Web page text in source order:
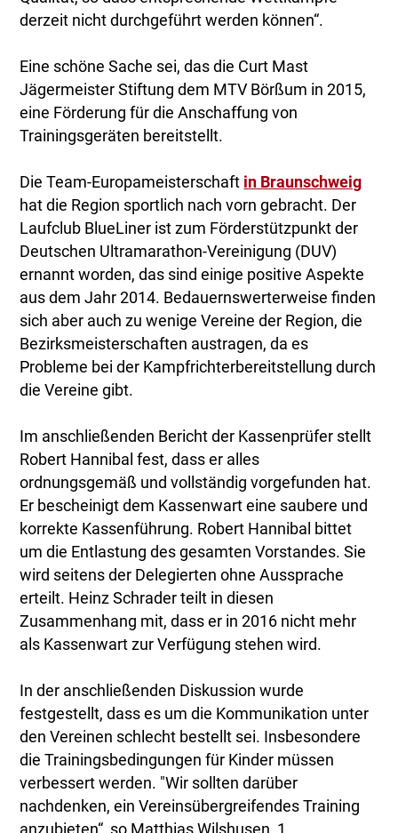
derzeit nicht durchgeführt werden können“.
Eine schöne Sache sei, das die Curt Mast
Jägermeister Stiftung dem MTV Börßum in 2015,
eine Förderung für die Anschaffung von
Trainingsgeräten bereitstellt.
Die Team-Europameisterschaft in Braunschweig
hat die Region sportlich nach vorn gebracht. Der
Laufclub BlueLiner ist zum Förderstützpunkt der
Deutschen Ultramarathon-Vereinigung (DUV)
ernannt worden, das sind einige positive Aspekte
aus dem Jahr 2014. Bedauernswerterweise finden
sich aber auch zu wenige Vereine der Region, die
Bezirksmeisterschaften austragen, da es
Probleme bei der Kampfrichterbereitstellung durch
die Vereine gibt.
Im anschließenden Bericht der Kassenprüfer stellt
Robert Hannibal fest, dass er alles
ordnungsgemäß und vollständig vorgefunden hat.
Er bescheinigt dem Kassenwart eine saubere und
korrekte Kassenführung. Robert Hannibal bittet
um die Entlastung des gesamten Vorstandes. Sie
wird seitens der Delegierten ohne Aussprache
erteilt. Heinz Schrader teilt in diesen
Zusammenhang mit, dass er in 2016 nicht mehr
als Kassenwart zur Verfügung stehen wird.
In der anschließenden Diskussion wurde
festgestellt, dass es um die Kommunikation unter
den Vereinen schlecht bestellt sei. Insbesondere
die Trainingsbedingungen für Kinder müssen
verbessert werden. "Wir sollten darüber
nachdenken, ein Vereinsübergreifendes Training